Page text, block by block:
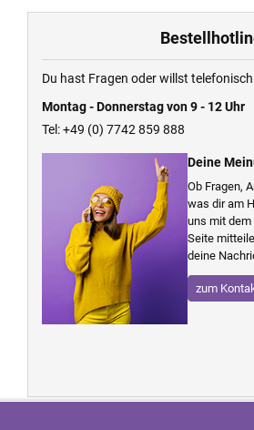
Du hast Fragen oder willst
Montag - Donnerstag von 9 - 12 Uhr
Tel: +49 (0) 7742 859 888
Deine
Ob Fragen,
was dir am
uns mit
Seite
deine
zum